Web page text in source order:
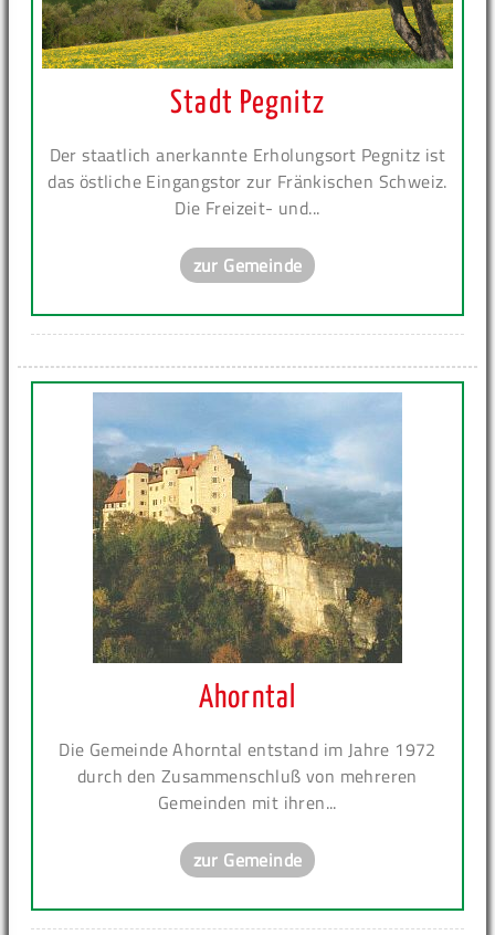
Stadt Pegnitz
Der staatlich anerkannte Erholungsort Pegnitz ist
das östliche Eingangstor zur Fränkischen Schweiz.
Die Freizeit- und...
zur Gemeinde
Ahorntal
Die Gemeinde Ahorntal entstand im Jahre 1972
durch den Zusammenschluß von mehreren
Gemeinden mit ihren...
zur Gemeinde